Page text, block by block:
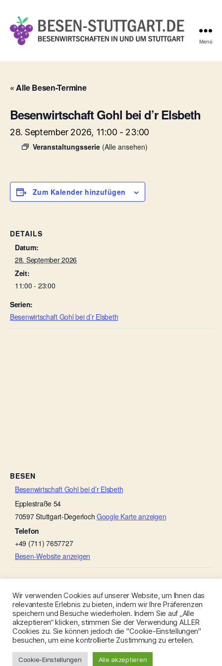
Stuttgart.de
Menü
« Alle Besen-Termine
Besenwirtschaft Gohl bei d’r Elsbeth
28. September 2026, 11:00 - 23:00
Veranstaltungsserie (Alle ansehen)
Zum Kalender hinzufügen
DETAILS
Datum:
28. September 2026
Zeit:
11:00 - 23:00
Serien:
Besenwirtschaft Gohl bei d’r Elsbeth
BESEN
Besenwirtschaft Gohl bei d’r Elsbeth
Epplestraße 54
70597Stuttgart-Degerloch Google Karte anzeigen
Telefon
+49 (711) 7657727
Besen-Website anzeigen
© 2026Besen-Stuttgart.de
Datenschutzerklärung
Nach oben
Wir verwenden Cookies auf unserer Website, um Ihnen das
relevanteste Erlebnis zu bieten, indem wir Ihre Präferenzen
speichern und Besuche wiederholen. Indem Sie auf „Alle
akzeptieren“ klicken, stimmen Sie der Verwendung ALLER
Cookies zu. Sie können jedoch die "Cookie-Einstellungen"
besuchen, um eine kontrollierte Zustimmung zu erteilen.
Cookie-Einstellungen Alle akzeptieren